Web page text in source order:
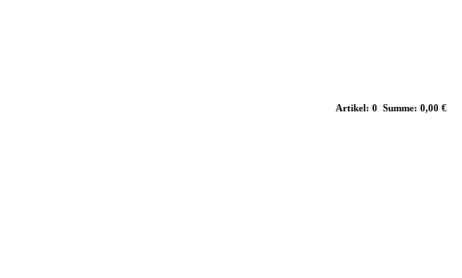
Artikel: 0 Summe: 0,00 €